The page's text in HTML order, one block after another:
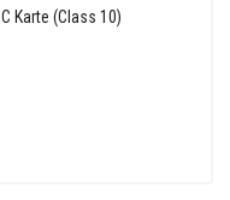
Karte (Class 10)